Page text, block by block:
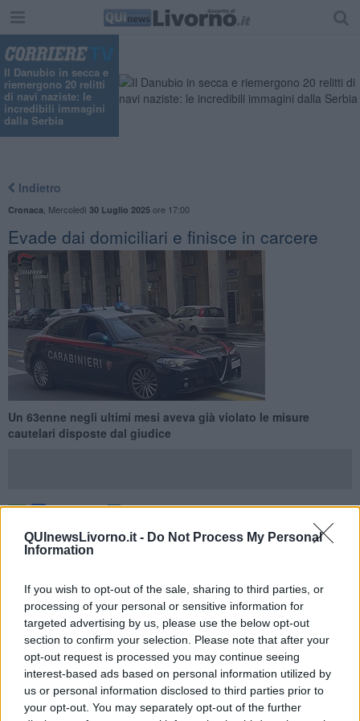
QUInewsLivorno.it - Do Not Process My Personal
Information
If you wish to opt-out of the sale, sharing to third parties, or
processing of your personal or sensitive information for
targeted advertising by us, please use the below opt-out
section to confirm your selection. Please note that after your
opt-out request is processed you may continue seeing
interest-based ads based on personal information utilized by
us or personal information disclosed to third parties prior to
your opt-out. You may separately opt-out of the further
Il Danubio in secca e
riemergono 20 relitti
di navi naziste: le
incredibili immagini
dalla Serbia
Indietro
Cronaca Mercoledì 30 Luglio 2025ore 17:00
Evade dai domiciliari e finisce in carcere
Un 63enne negli ultimi mesi aveva già violato le misure
cautelari disposte dal giudice
LIVORNO —I carabinieri del Nucleo Operativo e Radiomobile di
Livorno hanno arrestato un
Durante una operazione di polizia giudiziaria, l’uomo indagato,
sottoposto alla misura cautelare con braccialetto elettronico per
reati di violenza domestica, non è stato trovato all’interno della sua
abitazione di Livorno da una pattuglia di carabinieri in servizio
esterno di pronto intervento sul territorio che si era recata a
controllarlo.